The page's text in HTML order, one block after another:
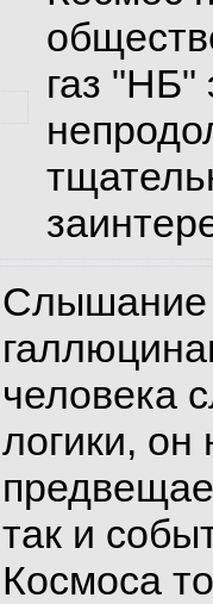
газ "НБ"
Слышание
человека
логики, он
так и
Космоса